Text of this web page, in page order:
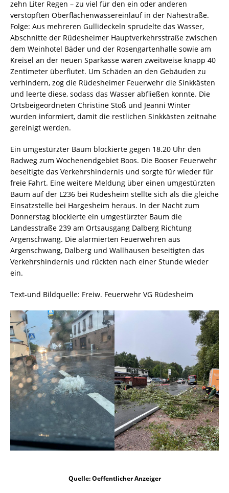
zehn Liter Regen – zu viel für den ein oder anderen
verstopften Oberflächenwassereinlauf in der Nahestraße.
Folge: Aus mehreren Gullideckeln sprudelte das Wasser,
Abschnitte der Rüdesheimer Hauptverkehrsstraße zwischen
dem Weinhotel Bäder und der Rosengartenhalle sowie am
Kreisel an der neuen Sparkasse waren zweitweise knapp 40
Zentimeter überflutet. Um Schäden an den Gebäuden zu
verhindern, zog die Rüdesheimer Feuerwehr die Sinkkästen
und leerte diese, sodass das Wasser abfließen konnte. Die
Ortsbeigeordneten Christine Stoß und Jeanni Winter
wurden informiert, damit die restlichen Sinkkästen zeitnahe
gereinigt werden.
Ein umgestürzter Baum blockierte gegen 18.20 Uhr den
Radweg zum Wochenendgebiet Boos. Die Booser Feuerwehr
beseitigte das Verkehrshindernis und sorgte für wieder für
freie Fahrt. Eine weitere Meldung über einen umgestürzten
Baum auf der L236 bei Rüdesheim stellte sich als die gleiche
Einsatzstelle bei Hargesheim heraus. In der Nacht zum
Donnerstag blockierte ein umgestürzter Baum die
Landesstraße 239 am Ortsausgang Dalberg Richtung
Argenschwang. Die alarmierten Feuerwehren aus
Argenschwang, Dalberg und Wallhausen beseitigten das
Verkehrshindernis und rückten nach einer Stunde wieder
ein.
Text-und Bildquelle: Freiw. Feuerwehr VG Rüdesheim
Quelle: Oeffentlicher Anzeiger